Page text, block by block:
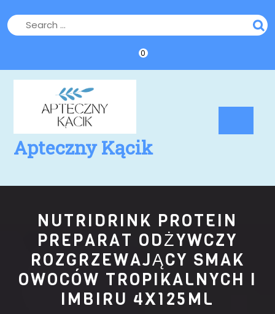
to
content
0
Apteczny Kącik
NUTRIDRINK PROTEIN
PREPARAT ODŻYWCZY
ROZGRZEWAJĄCY SMAK
OWOCÓW TROPIKALNYCH I
IMBIRU 4X125ML